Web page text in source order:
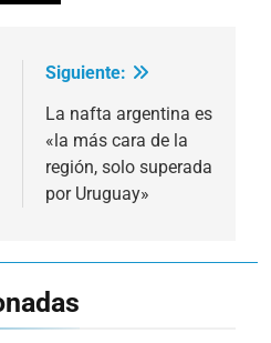
Siguiente:
La nafta argentina es
«la más cara de la
región, solo superada
por Uruguay»